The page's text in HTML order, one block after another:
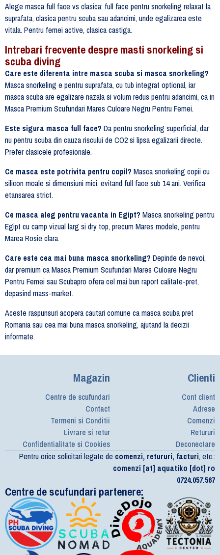
Alege masca full face vs clasica: full face pentru snorkeling relaxat la
suprafata, clasica pentru scuba sau adancimi, unde egalizarea este
vitala. Pentru femei active, clasica castiga.
Intrebari frecvente despre masti snorkeling si
scuba diving
Care este diferenta intre masca scuba si masca snorkeling?
Masca snorkeling e pentru suprafata, cu tub integrat optional, iar
masca scuba are egalizare nazala si volum redus pentru adancimi, ca in
Masca Premium Scufundari Mares Culoare Negru Pentru Femei.
Este sigura masca full face? Da pentru snorkeling superficial, dar
nu pentru scuba din cauza riscului de CO2 si lipsa egalizarii directe.
Prefer clasicele profesionale.
Ce masca este potrivita pentru copil? Masca snorkeling copii cu
silicon moale si dimensiuni mici, evitand full face sub 14 ani. Verifica
etansarea strict.
Ce masca aleg pentru vacanta in Egipt? Masca snorkeling pentru
Egipt cu camp vizual larg si dry top, precum Mares modele, pentru
Marea Rosie clara.
Care este cea mai buna masca snorkeling? Depinde de nevoi,
dar premium ca Masca Premium Scufundari Mares Culoare Negru
Pentru Femei sau Scubapro ofera cel mai bun raport calitate-pret,
depasind mass-market.
Aceste raspunsuri acopera cautari comune ca masca scuba pret
Romania sau cea mai buna masca snorkeling, ajutand la decizii
informate.
Magazin
Centre de scufundari
Contact
Termeni si Conditii
Livrare si retur
Confidentialitate si Cookies
Clienti
Cont client
Adrese
Comenzi
Retururi
Deconectare
Pentru orice solicitari legate de comenzi, retururi, facturi, etc.:
comenzi [at] aquatiko [dot] ro
0724.057.567
Centre de scufundari partenere: